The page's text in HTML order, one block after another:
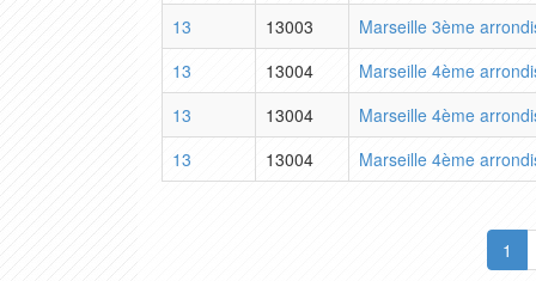
13
13003
Marseille 3ème
13
13004
Marseille 4ème
13
13004
Marseille 4ème
13
13004 Marseille 4ème
1